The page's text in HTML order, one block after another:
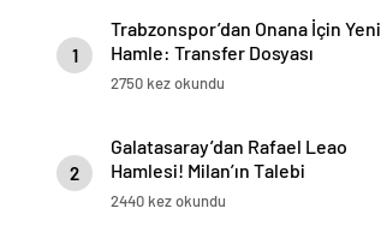
1
Trabzonspor’dan Onana İçin Yeni
Hamle: Transfer Dosyası
Yeniden Açıldı
2750 kez okundu
2
Galatasaray’dan Rafael Leao
Hamlesi! Milan’ın Talebi
Transferde Dengeleri Değiştirdi
2440 kez okundu